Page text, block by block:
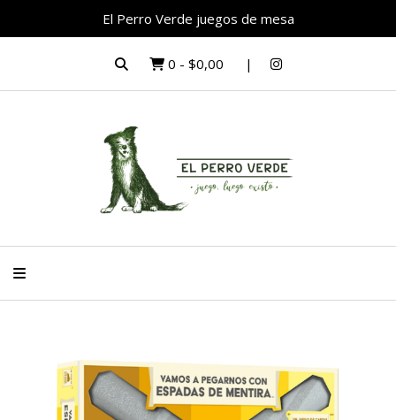
El Perro Verde juegos de mesa
0 - $0,00